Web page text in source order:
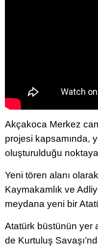
Akçakoca Merkez
projesi kapsamında,
oluşturulduğu
Yeni tören alanı
Kaymakamlık ve
meydana yeni bir
Atatürk büstünün yer
de Kurtuluş